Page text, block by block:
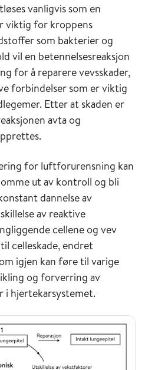
i luften og respons.
mot 0
«no observed adverse
(«lowest observed
den laveste dosen som gir
i
på mye lavere nivåer
i mennesker og dyr.
fortsatt uavklart, men
som at følsomme
i
er også en mer
i slike studier,
å identifisere hvilke
vanligvis som en
viktig for kroppens
som bakterier og
vil en betennelsesreaksjon
for å reparere vevsskader,
forbin­delser som er viktig
Etter at skaden er
avta og
for luftforurensning kan
ut av kontroll og bli
dannelse av
av reaktive
cellene og vev
celleskade, endret
igjen kan føre til varige
og forverring av
i hjertekarsystemet.